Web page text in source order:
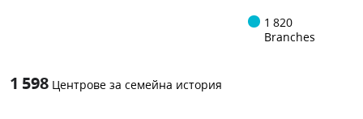
1 820
Branches
1 598 Центрове за семейна история